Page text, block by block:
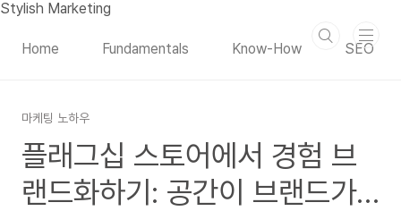
본문 바로가기
Stylish Marketing
Home Fundamentals Know-How SEO
마케팅 노하우
플래그십 스토어에서 경험 브
랜드화하기: 공간이 브랜드가